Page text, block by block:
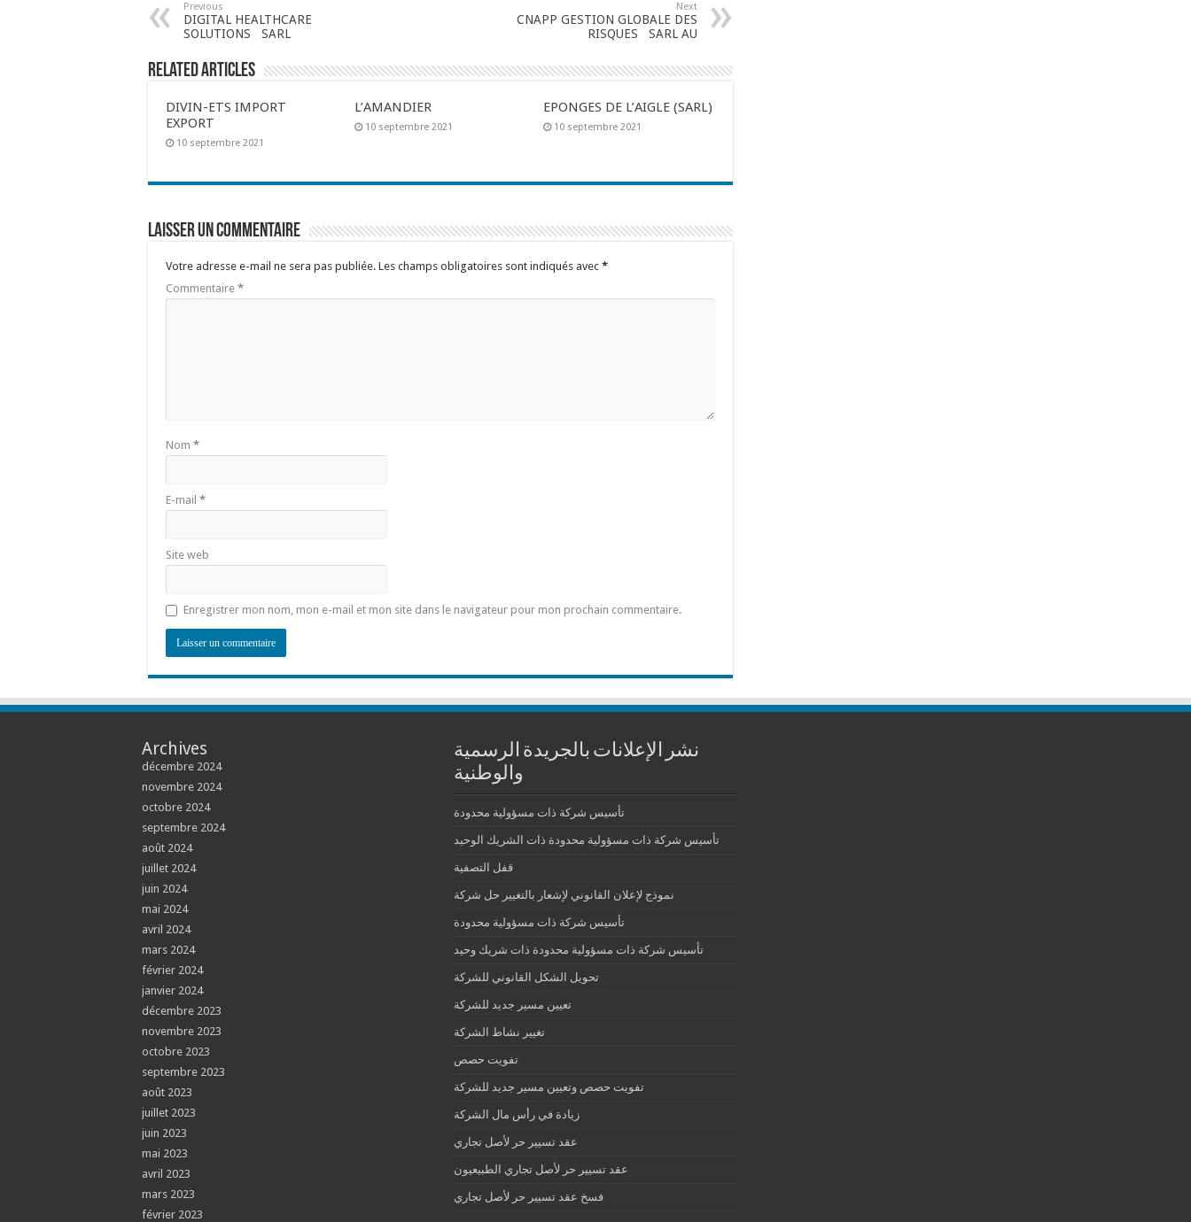
Previous
DIGITAL HEALTHCARE
SOLUTIONS SARL
Next
CNAPP GESTION GLOBALE DES
RISQUES SARL AU
Related Articles
DIVIN-ETS IMPORT
EXPORT
10 septembre 2021
L’AMANDIER
10 septembre 2021
EPONGES DE L’AIGLE (SARL)
10 septembre 2021
Laisser un commentaire
Votre adresse e-mail ne sera pas publiée. Les champs obligatoires sont indiqués avec *
Commentaire *
Nom *
E-mail *
Site web
Enregistrer mon nom, mon e-mail et mon site dans le navigateur pour mon prochain commentaire.
Archives
décembre 2024
novembre 2024
octobre 2024
septembre 2024
août 2024
juillet 2024
juin 2024
mai 2024
avril 2024
mars 2024
février 2024
janvier 2024
décembre 2023
novembre 2023
octobre 2023
septembre 2023
août 2023
juillet 2023
juin 2023
mai 2023
avril 2023
mars 2023
février 2023
نشر الإعلانات بالجريدة الرسمية
والوطنية
تأسيس شركة ذات مسؤولية محدودة
تأسيس شركة ذات مسؤولية محدودة ذات الشريك الوحيد
قفل التصفية
نموذج لإعلان القانوني لإشعار بالتغيير حل شركة
تأسيس شركة ذات مسؤولية محدودة
تأسيس شركة ذات مسؤولية محدودة ذات شريك وحيد
تحويل الشكل القانوني للشركة
تعيين مسير جديد للشركة
تغيير نشاط الشركة
تفويت حصص
تفويت حصص وتعيين مسير جديد للشركة
زيادة في رأس مال الشركة
عقد تسيير حر لأصل تجاري
عقد تسيير حر لأصل تجاري الطبيعيون
فسخ عقد تسيير حر لأصل تجاري